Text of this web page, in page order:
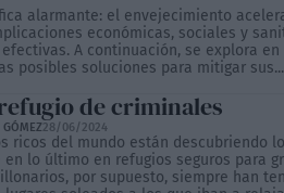
alarmante: el envejecimiento
económicas, sociales y
A continuación, se explora
posibles soluciones para mitigar sus...
de criminales
GÓMEZ28/06/2024
ricos del mundo están descubriendo
en lo último en refugios seguros para
por supuesto, siempre han